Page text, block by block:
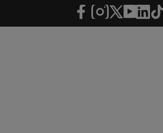
Salta al contingut principal